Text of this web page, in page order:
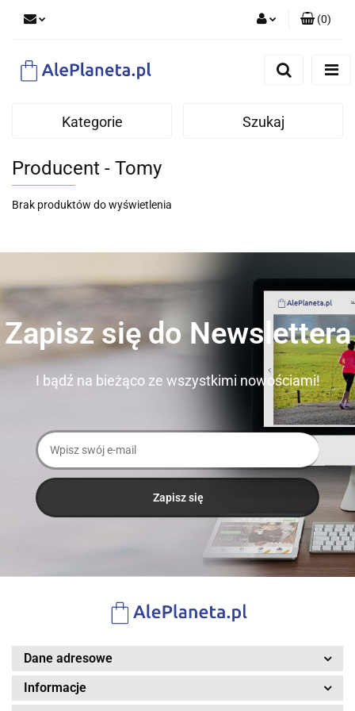
(0)
Kategorie Szukaj
Producent - Tomy
Brak produktów do wyświetlenia
Zapisz się do Newslettera
I bądź na bieżąco ze wszystkimi nowościami!
Dane adresowe
Informacje